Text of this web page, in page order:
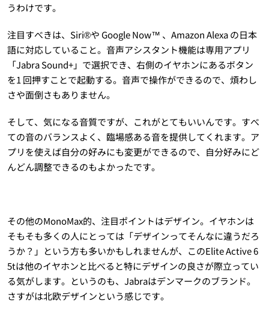
うわけです。
注目すべきは、Siri®や Google Now™ 、Amazon Alexa の日本
語に対応していること。音声アシスタント機能は専用アプリ
「Jabra Sound+」で選択でき、右側のイヤホンにあるボタン
を1 回押すことで起動する。音声で操作ができるので、煩わし
さや面倒さもありません。
そして、気になる音質ですが、これがとてもいいんです。すべ
ての音のバランスよく、臨場感ある音を提供してくれます。ア
プリを使えば自分の好みにも変更ができるので、自分好みにど
んどん調整できるのもよかったです。
その他のMonoMax的、注目ポイントはデザイン。イヤホンは
そもそも多くの人にとっては「デザインってそんなに違うだろ
うか？」という方も多いかもしれませんが、このElite Active 6
5tは他のイヤホンと比べると特にデザインの良さが際立ってい
る気がします。というのも、Jabraはデンマークのブランド。
さすがは北欧デザインという感じです。